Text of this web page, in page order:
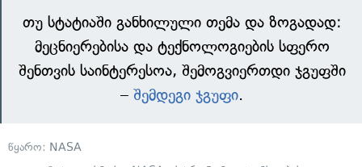
თუ სტატიაში განხილული თემა და ზოგადად:
მეცნიერებისა და ტექნოლოგიების სფერო
შენთვის საინტერესოა, შემოგვიერთდი ჯგუფში
– შემდეგი ჯგუფი.
წყარო: NASA